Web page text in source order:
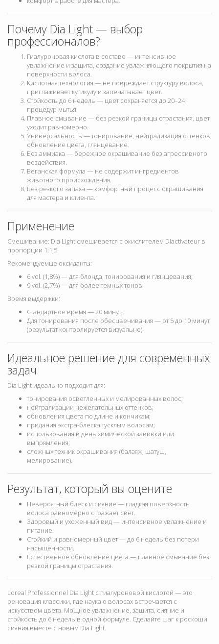
Почему Dia Light — выбор
профессионалов?
Гиалуроновая кислота в составе — интенсивное
увлажнение и защита, создание увлажняющего покрытия на
поверхности волоса.
Кислотная технология — не повреждает структуру волоса,
приглаживает кутикулу и запечатывает цвет.
Стойкость до 6 недель — цвет сохраняется до 20–24
процедур мытья.
Плавное смывание — без резкой границы отрастания, цвет
уходит равномерно.
Универсальность — тонирование, нейтрализация оттенков,
обновление цвета, глянцевание.
Без аммиака — бережное окрашивание без агрессивного
воздействия.
Веганская формула — не содержит ингредиентов
животного происхождения.
Без резкого запаха — комфортный процесс окрашивания
для мастера и клиента.
Применение
Смешивание: Dia Light смешивается с окислителем Diactivateur в
пропорции 1:1,5.
Рекомендуемые оксиданты:
6 vol. (1,8%) — для блонда, тонирования и глянцевания;
9 vol. (2,7%) — для более темных тонов.
Время выдержки:
Стандартное время —20 минут;
Для тонирования после обесцвечивания — от 5 до 10 минут
(результат контролируется визуально).
Идеальное решение для современных
задач
Dia Light идеально подходит для:
тонирования осветленных и мелированных волос;
нейтрализации нежелательных оттенков;
обновления цвета по длине и кончикам;
придания экстра-блеска тусклым волосам;
использования в день химической завивки или
выпрямления;
сложных техник окрашивания (балаяж, шатуш,
мелирование).
Результат, который вы оцените
Невероятный блеск и сияние — гладкая поверхность
волоса равномерно отражает свет.
Здоровый и ухоженный вид — интенсивное увлажнение и
питание.
Стойкий и равномерный цвет — до 6 недель без потери
насыщенности.
Естественное обновление цвета — плавное смывание без
резкой границы отрастания.
Loreal Professionnel Dia Light с гиалуроновой кислотой — это
реновация классики, где наука о волосах встречается с
искусством цвета. Мощное увлажнение, защита, сияние и
стойкость до 6 недель в одной формуле. Сделайте шаг к роскоши
сияния вместе с новым Dia Light.